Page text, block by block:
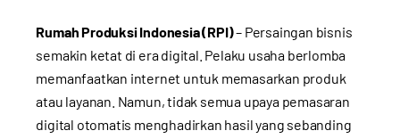
Rumah Produksi Indonesia (RPI)– Persaingan bisnis
semakin ketat di era digital. Pelaku usaha berlomba
memanfaatkan internet untuk memasarkan produk
atau layanan. Namun, tidak semua upaya pemasaran
digital otomatis menghadirkan hasil yang sebanding